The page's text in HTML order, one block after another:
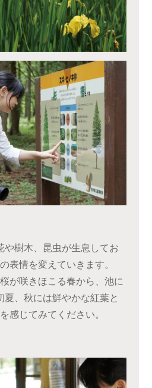
や樹木、昆虫が生息してお
表情を変えていきます。
が咲きほこる春から、池に
夏、秋には鮮やかな紅葉と
感じてみてください。